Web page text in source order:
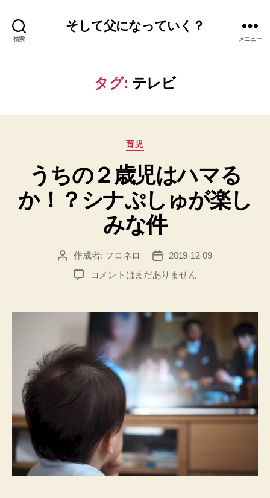
検索
そして父になっていく？
メニュー
タグ: テレビ
カ
ゴ
リ
ー
育児
うちの２歳児はハマる
か！？シナぷしゅが楽し
みな件
投
作成者: フロネロ
投
稿
日
2019-12-09
う
２
は
ハ
マ
る
か！？
シ
ぷ
し
ゅ
コメントはまだありません